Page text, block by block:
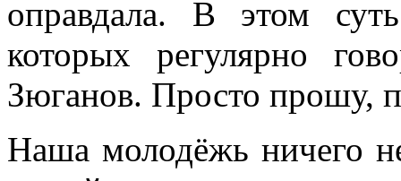
оправдала. В этом
которых регулярно
Зюганов. Просто прошу,
Наша молодёжь ничего